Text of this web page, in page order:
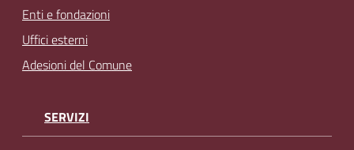
Enti e fondazioni
Uffici esterni
Adesioni del Comune
SERVIZI